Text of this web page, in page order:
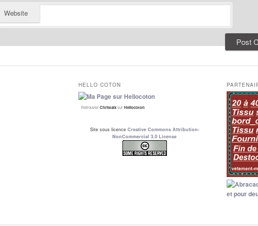
Website
HELLO COTON
RetrouvezChristalxsurHellocoton
Site sous licence Creative Commons Attribution-
NonCommercial 3.0 License